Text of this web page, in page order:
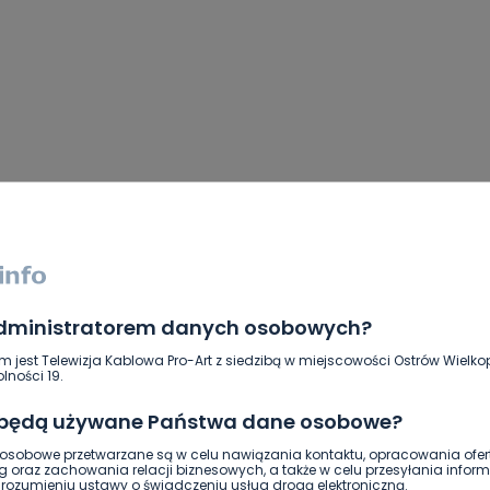
danych osobowych?
jest Telewizja Kablowa Pro-Art z siedzibą w miejscowości Ostrów
19.
używane Państwa dane osobowe?
przetwarzane są w celu nawiązania kontaktu, opracowania
oraz zachowania relacji biznesowych, a także w celu przesyłania
ustawy o świadczeniu usług drogą elektroniczną.
natomiast zdjęcie baneru Rafała
i kandydata na Prezydenta RP,
sprayem.